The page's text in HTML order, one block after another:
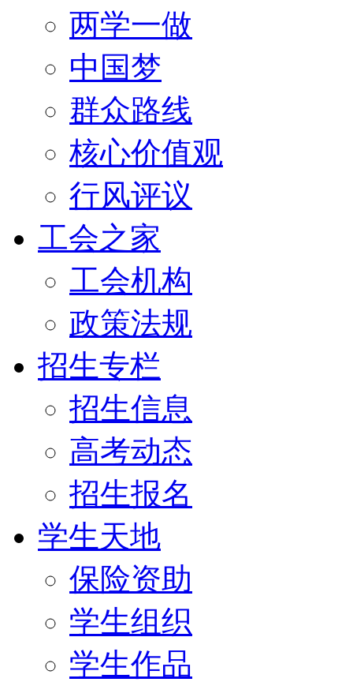
两学一做
中国梦
群众路线
核心价值观
行风评议
工会之家
工会机构
政策法规
招生专栏
招生信息
高考动态
招生报名
学生天地
保险资助
学生组织
学生作品